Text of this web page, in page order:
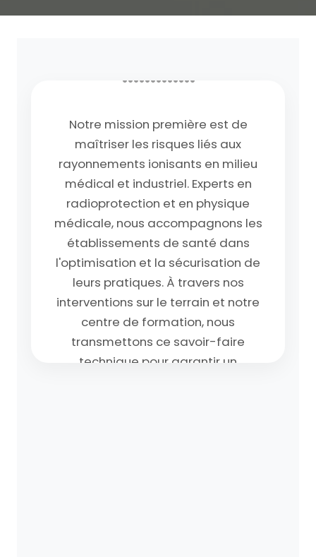
L'équipe experte en
•••••••••••••
Notre mission première est de
maîtriser les risques liés aux
rayonnements ionisants en milieu
médical et industriel. Experts en
radioprotection et en physique
médicale, nous accompagnons les
établissements de santé dans
l'optimisation et la sécurisation de
leurs pratiques. À travers nos
interventions sur le terrain et notre
centre de formation, nous
transmettons ce savoir-faire
technique pour garantir un